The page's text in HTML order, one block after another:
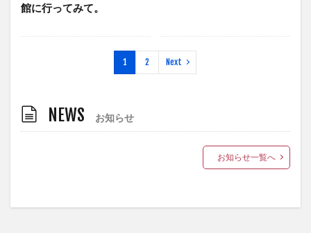
館に行ってみて。
1 2 Next
NEWS お知らせ
お知らせ一覧へ